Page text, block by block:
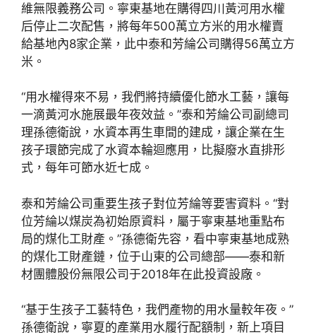
維無限義務公司。寧東基地在購得四川黃河用水權
后停止二次配售，將每年500萬立方米的用水權賣
給基地內8家企業，此中泰和芳綸公司購得56萬立方
米。
“用水權得來不易，我們將持續優化節水工藝，讓每
一滴黃河水施展最年夜效益。”泰和芳綸公司副總司
理孫德衛說，水資本再生車間的建成，讓企業在生
孩子環節完成了水資本輪迴應用，比擬廢水直排形
式，每年可節水近七成。
泰和芳綸公司重要生孩子對位芳綸等要害資料。“對
位芳綸以煤炭為初始原資料，屬于寧東基地重點布
局的煤化工財產。”孫德衛先容，看中寧東基地成熟
的煤化工財產鏈，位于山東的公司總部——泰和新
材團體股份無限公司于2018年在此投資設廠。
“基于生孩子工藝特色，我們產物的用水量較年夜。”
孫德衛說，寧夏的產業用水履行配額制，新上項目